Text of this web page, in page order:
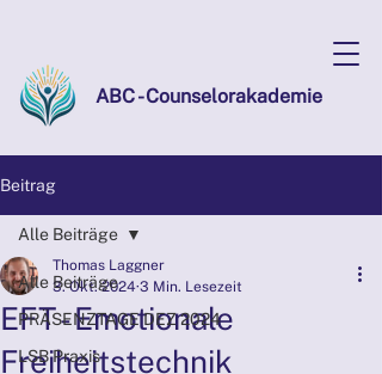
ABC - Counselorakademie
Beitrag
Alle Beiträge
PRÄSENZTAGE DEZ 2024
LSB Praxis
Alle Beiträge
EFT - Emotionale
Freiheitstechnik
Thomas Laggner
3. Okt. 2024 3 Min. Lesezeit